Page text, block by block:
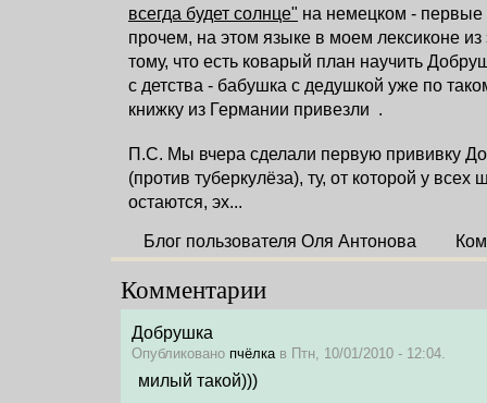
всегда будет солнце" на немецком -
прочем, на этом языке в моем лексиконе из
тому, что есть коварый план научить
с детства - бабушка с дедушкой уже по
книжку из Германии привезли .
П.С. Мы вчера сделали первую прививку
(против туберкулёза), ту, от которой у
остаются, эх...
Блог пользователя Оля Антонова
Комментарии
Добрушка
Опубликовано пчёлкав Птн, 10/01/2010 - 12:04.
милый такой)))